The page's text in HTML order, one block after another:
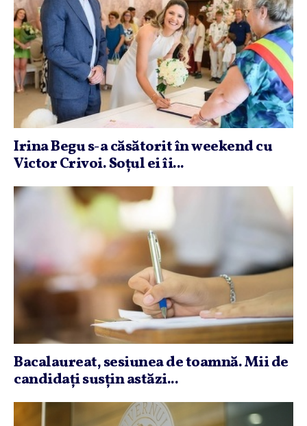
Irina Begu s-a căsătorit în weekend cu
Victor Crivoi. Soţul ei îi...
Bacalaureat, sesiunea de toamnă. Mii de
candidaţi susţin astăzi...